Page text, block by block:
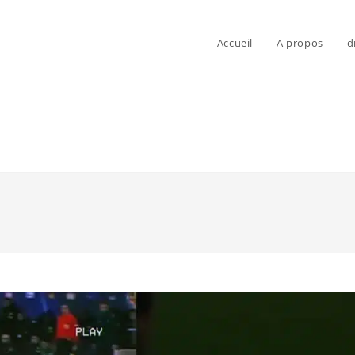
Accueil A propos